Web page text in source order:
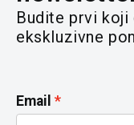
Budite prvi koji
ekskluzivne
Email